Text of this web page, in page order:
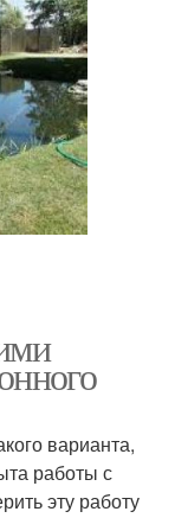
варианта,
работы с
эту работу